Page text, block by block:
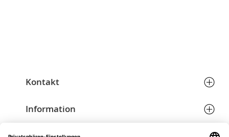
Kontakt
Eichenstraße 6
Email: grafik@schoeffmann.at
Information